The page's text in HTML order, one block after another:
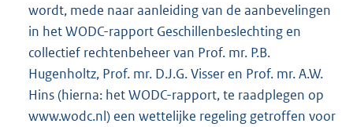
wordt, mede naar aanleiding van de aanbevelingen
in het WODC-rapport Geschillenbeslechting en
collectief rechtenbeheer van Prof. mr. P.B.
Hugenholtz, Prof. mr. D.J.G. Visser en Prof. mr. A.W.
Hins (hierna: het WODC-rapport, te raadplegen op
www.wodc.nl) een wettelijke regeling getroffen voor